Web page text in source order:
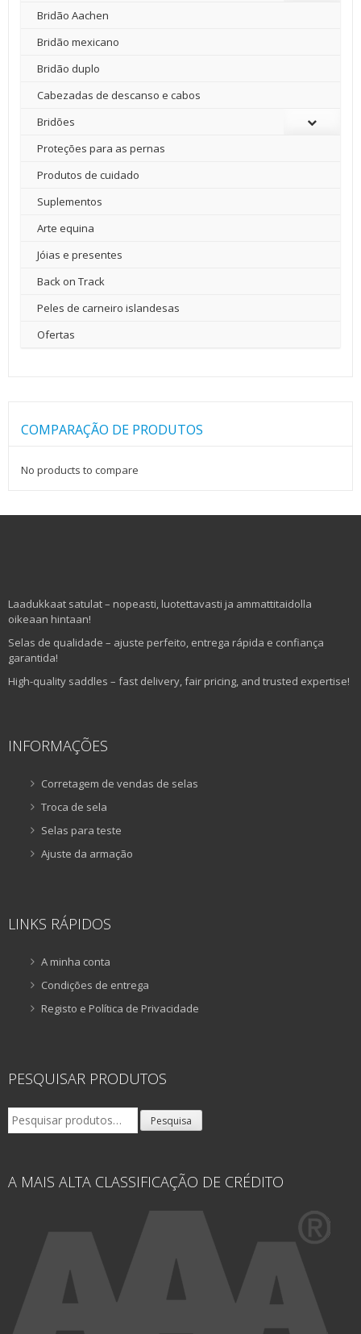
Bridão Aachen
Bridão mexicano
Bridão duplo
Cabezadas de descanso e cabos
Bridões
Proteções para as pernas
Produtos de cuidado
Suplementos
Arte equina
Jóias e presentes
Back on Track
Peles de carneiro islandesas
Ofertas
COMPARAÇÃO DE PRODUTOS
No products to compare
Laadukkaat satulat – nopeasti, luotettavasti ja ammattitaidolla
oikeaan hintaan!
Selas de qualidade – ajuste perfeito, entrega rápida e confiança
garantida!
High-quality saddles – fast delivery, fair pricing, and trusted expertise!
INFORMAÇÕES
Corretagem de vendas de selas
Troca de sela
Selas para teste
Ajuste da armação
LINKS RÁPIDOS
A minha conta
Condições de entrega
Registo e Política de Privacidade
PESQUISAR PRODUTOS
Pesquisar
por:
Pesquisa
A MAIS ALTA CLASSIFICAÇÃO DE CRÉDITO